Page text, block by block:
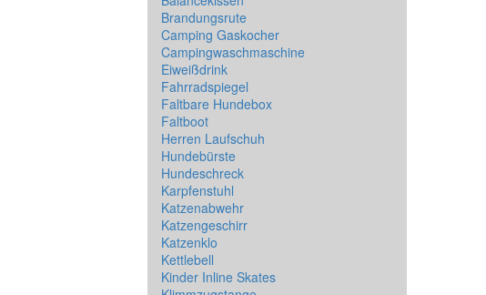
Brandungsrute
Camping Gaskocher
Campingwaschmaschine
Eiweißdrink
Fahrradspiegel
Faltbare Hundebox
Faltboot
Herren Laufschuh
Hundebürste
Hundeschreck
Karpfenstuhl
Katzenabwehr
Katzengeschirr
Katzenklo
Kettlebell
Kinder Inline Skates